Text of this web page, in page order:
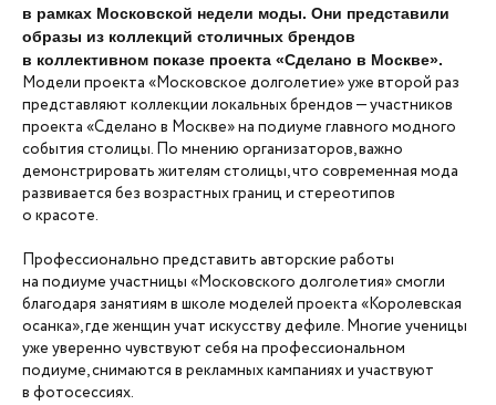
в рамках Московской недели моды. Они представили
образы из коллекций столичных брендов
в коллективном показе проекта «Сделано в Москве».
Модели проекта «Московское долголетие» уже второй раз
представляют коллекции локальных брендов — участников
проекта «Сделано в Москве» на подиуме главного модного
события столицы. По мнению организаторов, важно
демонстрировать жителям столицы, что современная мода
развивается без возрастных границ и стереотипов
о красоте.
Профессионально представить авторские работы
на подиуме участницы «Московского долголетия» смогли
благодаря занятиям в школе моделей проекта «Королевская
осанка», где женщин учат искусству дефиле. Многие ученицы
уже уверенно чувствуют себя на профессиональном
подиуме, снимаются в рекламных кампаниях и участвуют
в фотосессиях.